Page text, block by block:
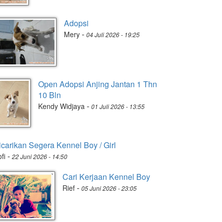
Adopsi
Mery - 04 Juli 2026 - 19:25
Open Adopsi Anjing Jantan 1 Thn
10 Bln
Kendy Widjaya - 01 Juli 2026 - 13:55
Segera Kennel Boy / Girl
- 22 Juni 2026 - 14:50
Cari Kerjaan Kennel Boy
Rief - 05 Juni 2026 - 23:05